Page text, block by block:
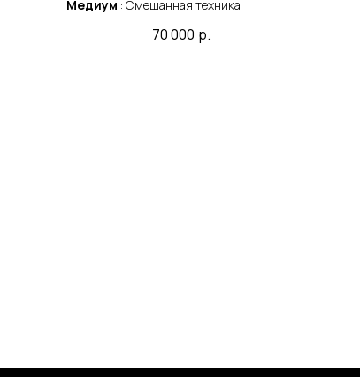
Медиум : Смешанная техника
70 000 р.